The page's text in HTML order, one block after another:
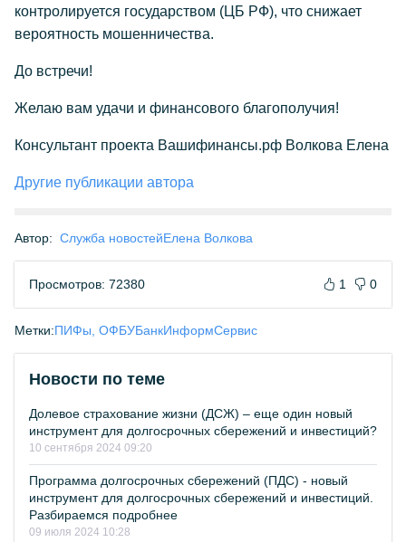
контролируется государством (ЦБ РФ), что снижает
вероятность мошенничества.
До встречи!
Желаю вам удачи и финансового благополучия!
Консультант проекта Вашифинансы.рф Волкова Елена
Другие публикации автора
Автор: Служба новостейЕлена Волкова
Просмотров: 72380 1 0
Метки:ПИФы, ОФБУБанкИнформСервис
Новости по теме
Долевое страхование жизни (ДСЖ) – еще один новый
инструмент для долгосрочных сбережений и инвестиций?
10 сентября 2024 09:20
Программа долгосрочных сбережений (ПДС) - новый
инструмент для долгосрочных сбережений и инвестиций.
Разбираемся подробнее
09 июля 2024 10:28